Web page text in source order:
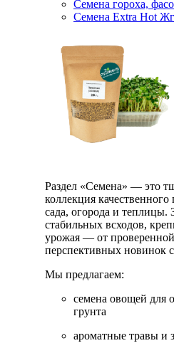
Семена гороха,
Семена Extra Hot
Раздел «Семена» — это
коллекция
сада, огорода и теплицы.
стабильных всходов,
урожая — от
перспективных новинок
Мы предлагаем:
семена овощей для
грунта
ароматные травы и